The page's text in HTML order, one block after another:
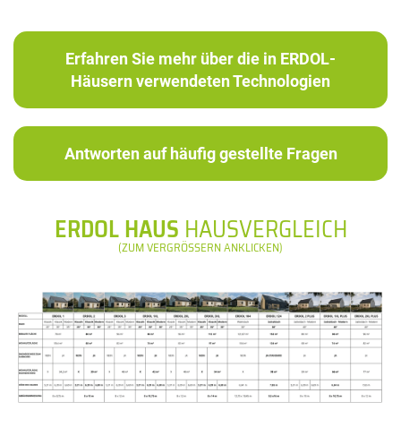
Erfahren Sie mehr über die in ERDOL-
Häusern verwendeten Technologien
Antworten auf häufig gestellte Fragen
ERDOL HAUS HAUSVERGLEICH
(ZUM VERGRÖSSERN ANKLICKEN)